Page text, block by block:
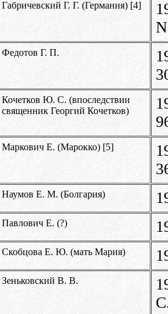
Габричевский Г. Г. (Германия) [4]
Федотов Г. П.
Кочетков Ю. С. (впоследствии
священник Георгий Кочетков)
Маркович Е. (Марокко) [5]
Наумов Е. М. (Болгария)
Павлович Е. (?)
Скобцова Е. Ю. (мать Мария)
Зеньковский В. В.